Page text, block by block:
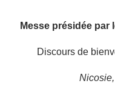
Messe présidée
Discours de